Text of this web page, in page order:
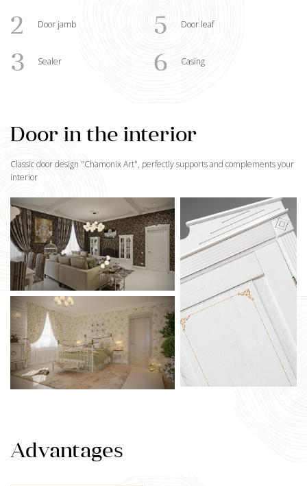
2
Door jamb 5 Door leaf
3 Sealer 6 Casing
Door in the interior
Classic door design "Chamonix Art", perfectly supports and complements your
interior
Advantages